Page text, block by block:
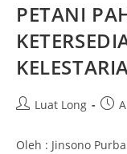
PETANI
Luat Long
Oleh : Jinsono